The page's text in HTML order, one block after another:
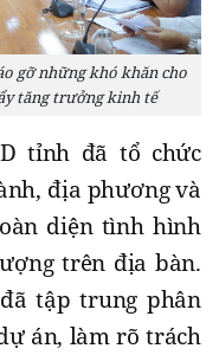
gỡ những khó khăn cho
tăng trưởng kinh tế
tỉnh đã tổ chức
địa phương và
diện tình hình
trên địa bàn.
tập trung phân
án, làm rõ trách